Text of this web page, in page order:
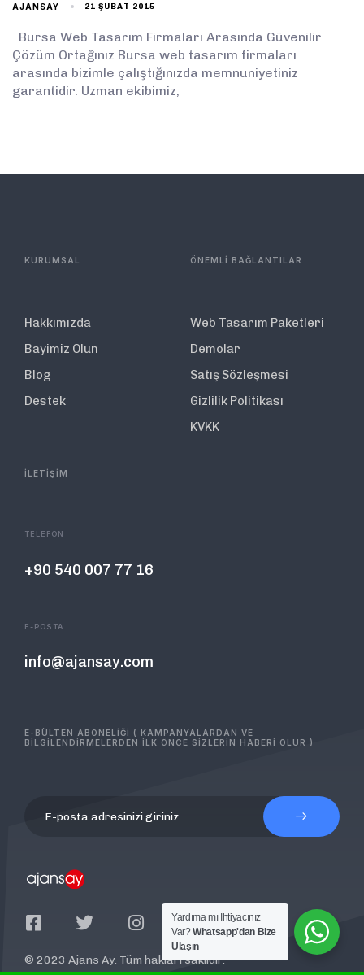
AJANSAY 21 ŞUBAT 2015
Bursa Web Tasarım Firmaları Arasında Güvenilir
Çözüm Ortağınız Bursa web tasarım firmaları
arasında bizimle çalıştığınızda memnuniyetiniz
garantidir. Uzman ekibimiz,
KURUMSAL
Hakkımızda
Bayimiz Olun
Blog
Destek
ÖNEMLİ BAĞLANTILAR
Web Tasarım Paketleri
Demolar
Satış Sözleşmesi
Gizlilik Politikası
KVKK
İLETİŞİM
TELEFON
+90 540 007 77 16
E-POSTA
info@ajansay.com
E-BÜLTEN ABONELİĞİ ( KAMPANYALARDAN VE
BİLGİLENDİRMELERDEN İLK ÖNCE SİZLERİN HABERİ OLUR )
© 2023 Ajans Ay. Tüm hakları saklıdır.
Yardıma mı İhtiyacınız
Var?Whatsapp'dan Bize
Ulaşın